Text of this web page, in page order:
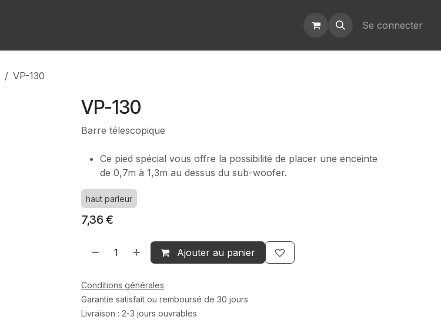
Se connecter
VP-130
VP-130
Barre télescopique
Ce pied spécial vous offre la possibilité de placer une enceinte
de 0,7m à 1,3m au dessus du sub-woofer.
haut parleur
7,36 €
Ajouter au panier
Conditions générales
Garantie satisfait ou remboursé de 30 jours
Livraison : 2-3 jours ouvrables